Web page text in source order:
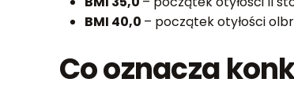
BMI 40,0 – początek otyłości
Co oznacza